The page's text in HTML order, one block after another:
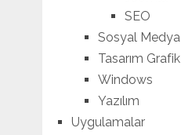
SEO
Sosyal Medya
Tasarım Grafik
Windows
Yazılım
Uygulamalar